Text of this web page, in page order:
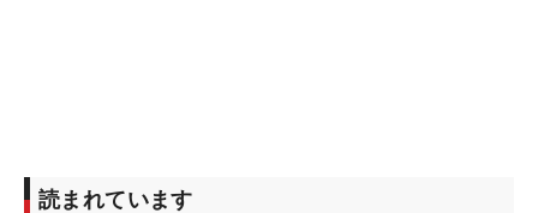
読まれています